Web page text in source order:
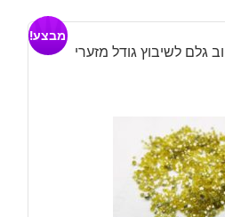
גלם לשיבוץ גודל מזערי
מבצע!